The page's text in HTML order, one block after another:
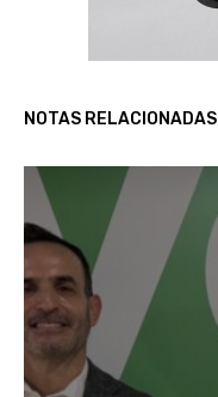
NOTAS RELACIONADAS